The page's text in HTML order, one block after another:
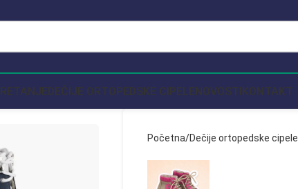
DEČIJE ORTOPEDSKE CIPELENOVOSTIKONTAKT
Početna Dečije ortopedske cipele